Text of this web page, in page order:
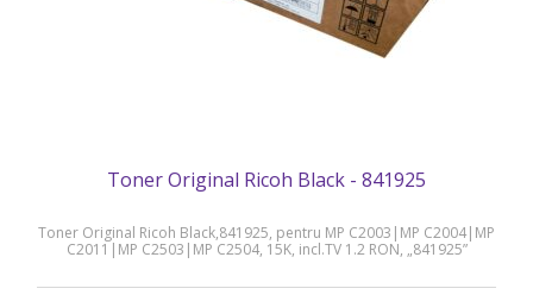
Toner Original Ricoh Black - 841925
Toner Original Ricoh Black,841925, pentru MP C2003|MP C2004|MP
C2011|MP C2503|MP C2504, 15K, incl.TV 1.2 RON, „841925”